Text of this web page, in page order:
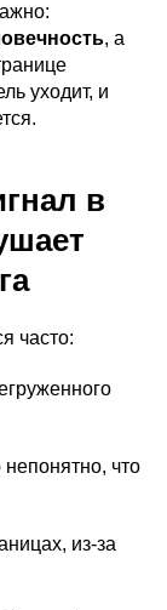
, а
уходит, и
в
часто:
непонятно, что
из-за